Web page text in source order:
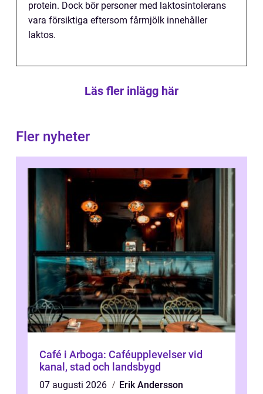
protein. Dock bör personer med laktosintolerans
vara försiktiga eftersom fårmjölk innehåller
laktos.
Läs fler inlägg här
Fler nyheter
Café i Arboga: Caféupplevelser vid
kanal, stad och landsbygd
07 augusti 2026
Erik Andersson